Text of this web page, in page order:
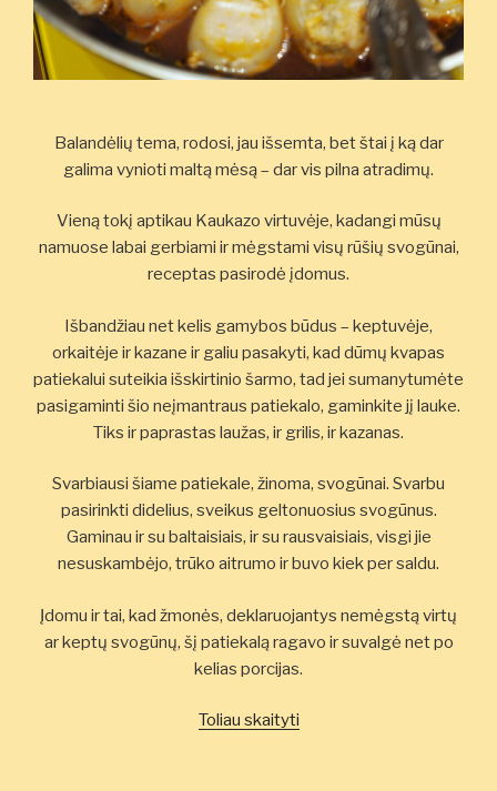
Balandėlių tema, rodosi, jau išsemta, bet štai į ką dar
galima vynioti maltą mėsą – dar vis pilna atradimų.
Vieną tokį aptikau Kaukazo virtuvėje, kadangi mūsų
namuose labai gerbiami ir mėgstami visų rūšių svogūnai,
receptas pasirodė įdomus.
Išbandžiau net kelis gamybos būdus – keptuvėje,
orkaitėje ir kazane ir galiu pasakyti, kad dūmų kvapas
patiekalui suteikia išskirtinio šarmo, tad jei sumanytumėte
pasigaminti šio neįmantraus patiekalo, gaminkite jį lauke.
Tiks ir paprastas laužas, ir grilis, ir kazanas.
Svarbiausi šiame patiekale, žinoma, svogūnai. Svarbu
pasirinkti didelius, sveikus geltonuosius svogūnus.
Gaminau ir su baltaisiais, ir su rausvaisiais, visgi jie
nesuskambėjo, trūko aitrumo ir buvo kiek per saldu.
Įdomu ir tai, kad žmonės, deklaruojantys nemėgstą virtų
ar keptų svogūnų, šį patiekalą ragavo ir suvalgė net po
kelias porcijas.
Toliau skaityti„Balandėlių